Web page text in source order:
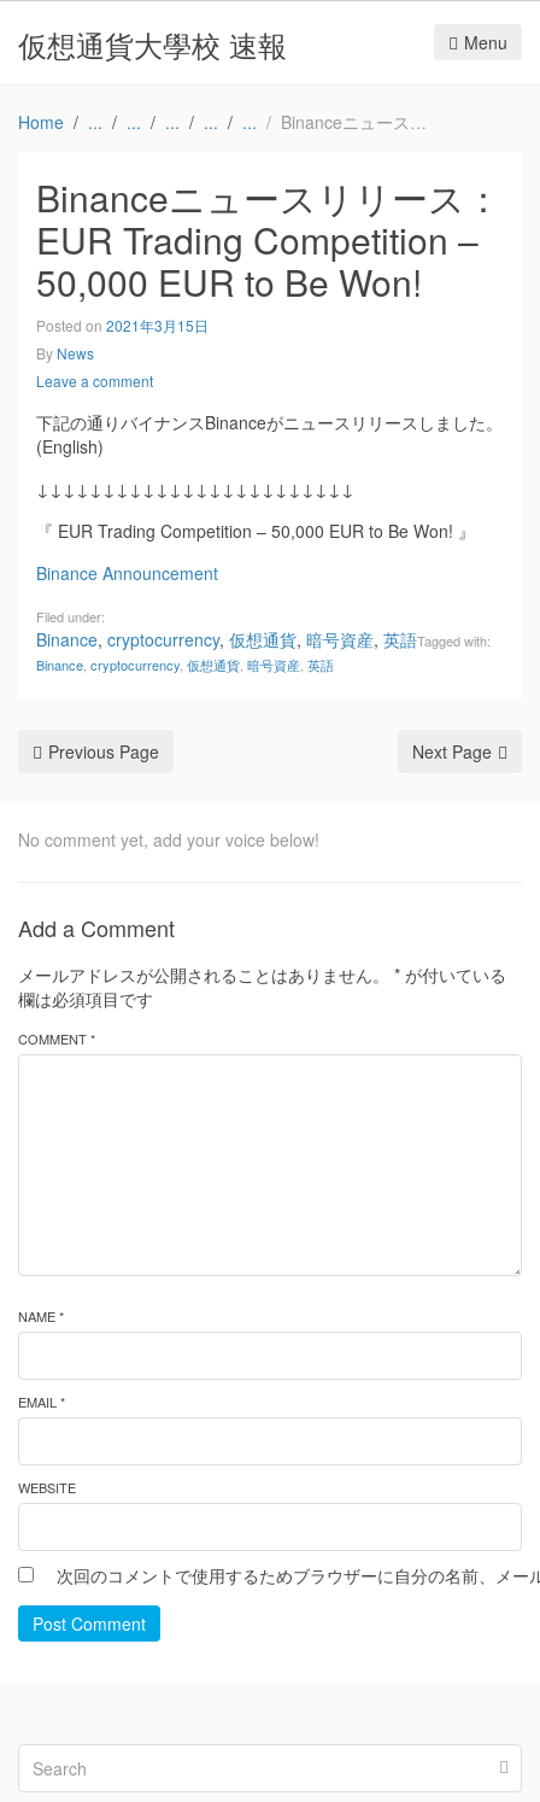
仮想通貨大學校 速報 Menu
Home Binanceニュースリリース：EUR Trading Competition – 50,000 EUR to Be Won!
Binanceニュースリリース：
EUR Trading Competition –
50,000 EUR to Be Won!
Posted on 2021年3月15日
By News
Leave a comment
下記の通りバイナンスBinanceがニュースリリースしました。
(English)
↓↓↓↓↓↓↓↓↓↓↓↓↓↓↓↓↓↓↓↓↓↓↓↓
『 EUR Trading Competition – 50,000 EUR to Be Won! 』
Binance Announcement
Filed under:
Binance, cryptocurrency, 仮想通貨, 暗号資産, 英語Tagged with:
Binance cryptocurrency 仮想通貨 暗号資産 英語
Previous Page Next Page
No comment yet, add your voice below!
Add a Comment
メールアドレスが公開されることはありません。 * が付いている
欄は必須項目です
COMMENT *
NAME *
EMAIL *
WEBSITE
次回のコメントで使用するためブラウザーに自分の名前、メー
Post Comment